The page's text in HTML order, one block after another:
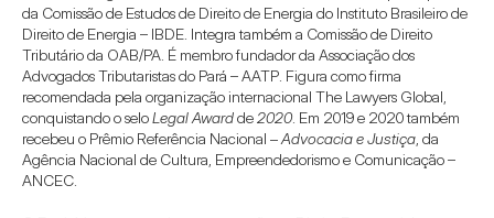
da Comissão de Estudos de Direito de Energia do Instituto Brasileiro de
Direito de Energia – IBDE. Integra também a Comissão de Direito
Tributário da OAB/PA. É membro fundador da Associação dos
Advogados Tributaristas do Pará – AATP. Figura como firma
recomendada pela organização internacional The Lawyers Global,
conquistando o selo Legal Award de 2020. Em 2019 e 2020 também
recebeu o Prêmio Referência Nacional – Advocacia e Justiça , da
Agência Nacional de Cultura, Empreendedorismo e Comunicação –
ANCEC.